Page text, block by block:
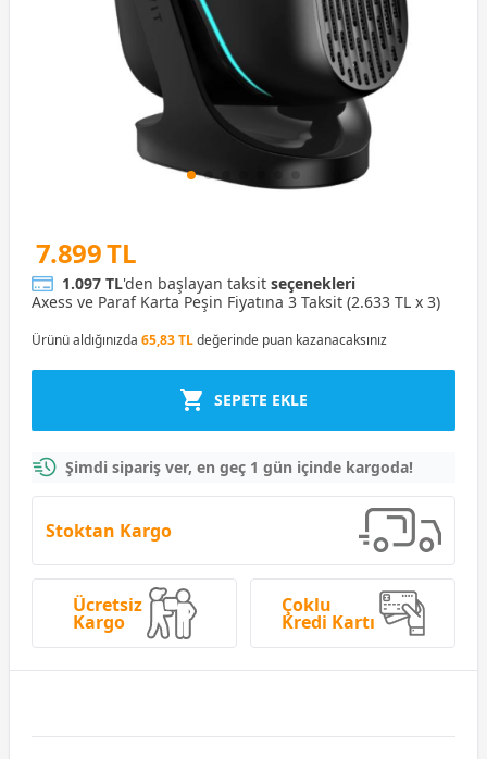
7.899 TL
1.097 TL'den başlayan taksit seçenekleri
Axess ve Paraf Karta Peşin Fiyatına 3 Taksit (2.633 TL x 3)
Ürünü aldığınızda 65,83 TLdeğerinde puan kazanacaksınız
SEPETE EKLE
Şimdi sipariş ver, en geç 1 gün içinde kargoda!
Stoktan Kargo
Ücretsiz
Kargo
Çoklu
Kredi Kartı